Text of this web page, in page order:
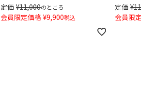
定価 ¥11,000のところ
会員限定価格 ¥9,900税込
定価 ¥
会員限